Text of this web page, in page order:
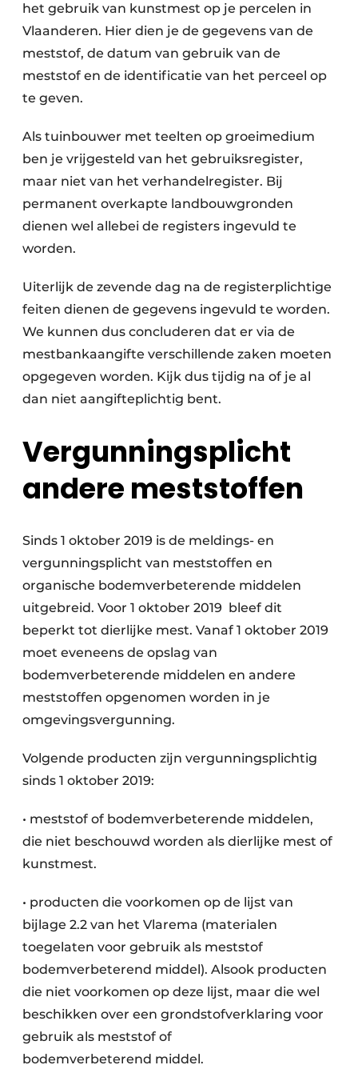
het gebruik van kunstmest op je percelen in
Vlaanderen. Hier dien je de gegevens van de
meststof, de datum van gebruik van de
meststof en de identificatie van het perceel op
te geven.
Als tuinbouwer met teelten op groeimedium
ben je vrijgesteld van het gebruiksregister,
maar niet van het verhandelregister. Bij
permanent overkapte landbouwgronden
dienen wel allebei de registers ingevuld te
worden.
Uiterlijk de zevende dag na de registerplichtige
feiten dienen de gegevens ingevuld te worden.
We kunnen dus concluderen dat er via de
mestbankaangifte verschillende zaken moeten
opgegeven worden. Kijk dus tijdig na of je al
dan niet aangifteplichtig bent.
Vergunningsplicht
andere meststoffen
Sinds 1 oktober 2019 is de meldings- en
vergunningsplicht van meststoffen en
organische bodemverbeterende middelen
uitgebreid. Voor 1 oktober 2019 bleef dit
beperkt tot dierlijke mest. Vanaf 1 oktober 2019
moet eveneens de opslag van
bodemverbeterende middelen en andere
meststoffen opgenomen worden in je
omgevingsvergunning.
Volgende producten zijn vergunningsplichtig
sinds 1 oktober 2019:
• meststof of bodemverbeterende middelen,
die niet beschouwd worden als dierlijke mest of
kunstmest.
• producten die voorkomen op de lijst van
bijlage 2.2 van het Vlarema (materialen
toegelaten voor gebruik als meststof
bodemverbeterend middel). Alsook producten
die niet voorkomen op deze lijst, maar die wel
beschikken over een grondstofverklaring voor
gebruik als meststof of
bodemverbeterend middel.